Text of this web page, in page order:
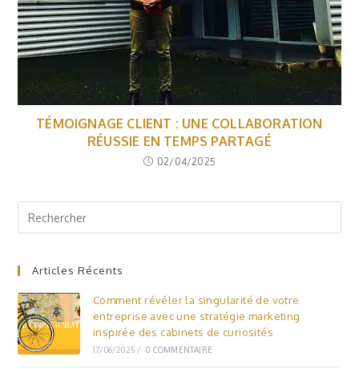
TÉMOIGNAGE CLIENT : UNE COLLABORATION
RÉUSSIE EN TEMPS PARTAGÉ
02/04/2025
Articles Récents
Comment révéler la singularité de votre
entreprise avec une stratégie marketing
inspirée des cabinets de curiosités
17/06/2025 / 0 COMMENTAIRE